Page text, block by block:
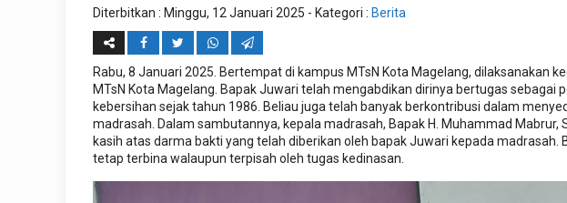
Diterbitkan : Minggu, 12 Januari 2025 - Kategori : Berita
Rabu, 8 Januari 2025. Bertempat di kampus MTsN Kota Magelang, dilaksanakan
MTsN Kota Magelang. Bapak Juwari telah mengabdikan dirinya bertugas sebagai
kebersihan sejak tahun 1986. Beliau juga telah banyak berkontribusi dalam
madrasah. Dalam sambutannya, kepala madrasah, Bapak H. Muhammad Mabrur,
kasih atas darma bakti yang telah diberikan oleh bapak Juwari kepada madrasah.
tetap terbina walaupun terpisah oleh tugas kedinasan.